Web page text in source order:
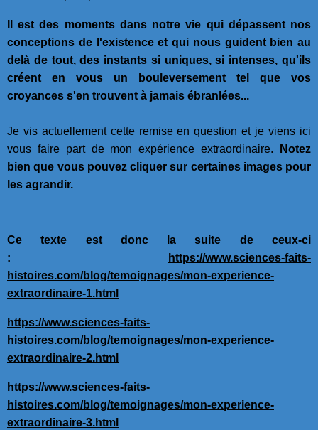
Il est des moments dans notre vie qui dépassent nos
conceptions de l'existence et qui nous guident bien au
delà de tout, des instants si uniques, si intenses, qu'ils
créent en vous un bouleversement tel que vos
croyances s'en trouvent à jamais ébranlées...
Je vis actuellement cette remise en question et je viens ici
vous faire part de mon expérience extraordinaire.
Notez
bien que vous pouvez cliquer sur certaines images pour
les agrandir.
Ce texte est donc la suite de ceux-ci
:
https://www.sciences-faits-
histoires.com/blog/temoignages/mon-experience-
extraordinaire-1.html
https://www.sciences-faits-
histoires.com/blog/temoignages/mon-experience-
extraordinaire-2.html
https://www.sciences-faits-
histoires.com/blog/temoignages/mon-experience-
extraordinaire-3.html